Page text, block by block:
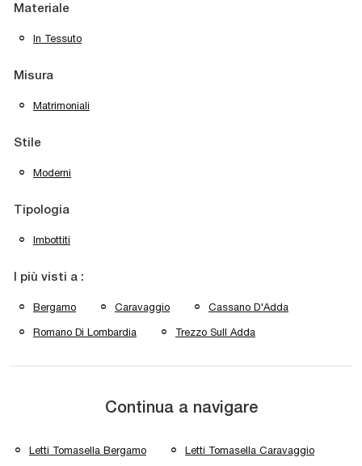
Materiale
In Tessuto
Misura
Matrimoniali
Stile
Moderni
Tipologia
Imbottiti
I più visti a :
Bergamo Caravaggio Cassano D'Adda
Romano Di Lombardia Trezzo Sull Adda
Continua a navigare
Letti Tomasella Bergamo Letti Tomasella Caravaggio